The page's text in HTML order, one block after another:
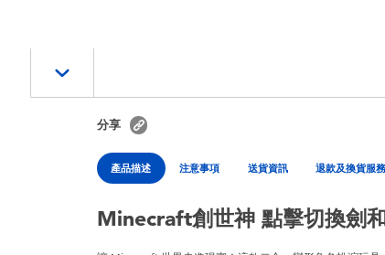
分享
產品描述 注意事項 送貨資訊 退款及換貨服務
Minecraft創世神 點擊切換劍